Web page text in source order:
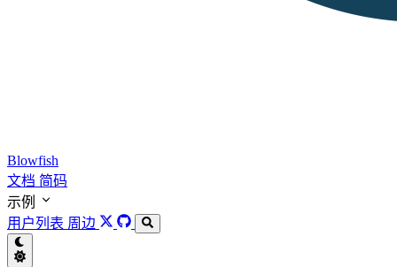
Blowfish
文档 简码
示例
用户列表 周边